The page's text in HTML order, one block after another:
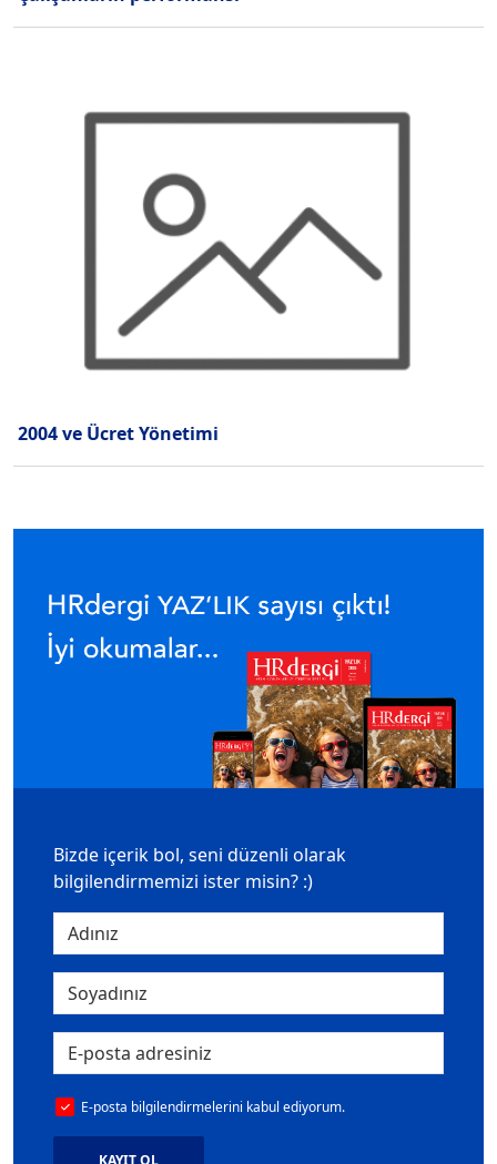
2004 ve Ücret Yönetimi
Bizde içerik bol, seni düzenli olarak
bilgilendirmemizi ister misin? :)
E-posta bilgilendirmelerini kabul ediyorum.
KAYIT OL